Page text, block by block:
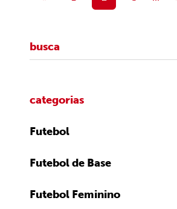
categorias
Futebol
Futebol de Base
Futebol Feminino